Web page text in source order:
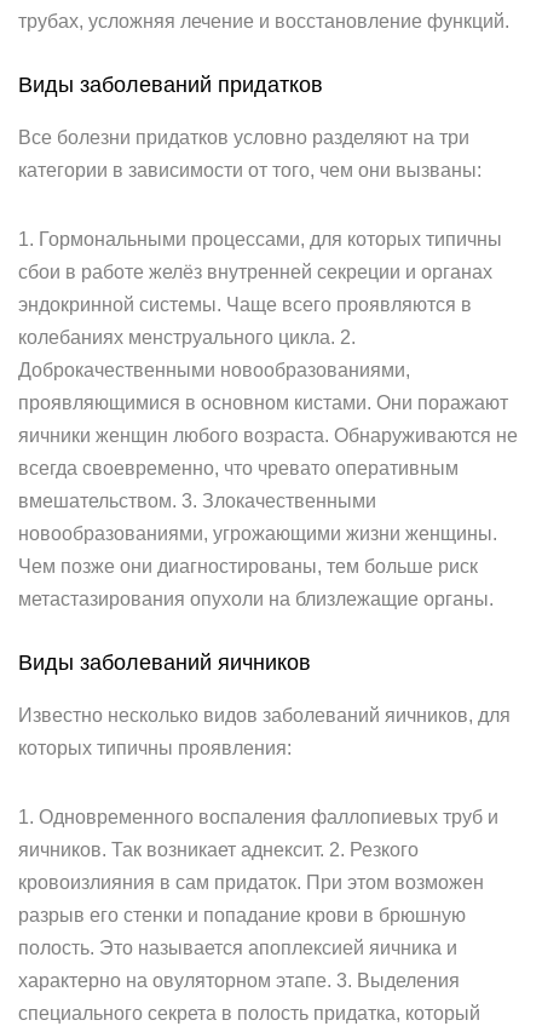
трубах, усложняя лечение и восстановление функций.
Виды заболеваний придатков
Все болезни придатков условно разделяют на три
категории в зависимости от того, чем они вызваны:
1. Гормональными процессами, для которых типичны
сбои в работе желёз внутренней секреции и органах
эндокринной системы. Чаще всего проявляются в
колебаниях менструального цикла. 2.
Доброкачественными новообразованиями,
проявляющимися в основном кистами. Они поражают
яичники женщин любого возраста. Обнаруживаются не
всегда своевременно, что чревато оперативным
вмешательством. 3. Злокачественными
новообразованиями, угрожающими жизни женщины.
Чем позже они диагностированы, тем больше риск
метастазирования опухоли на близлежащие органы.
Виды заболеваний яичников
Известно несколько видов заболеваний яичников, для
которых типичны проявления:
1. Одновременного воспаления фаллопиевых труб и
яичников. Так возникает аднексит. 2. Резкого
кровоизлияния в сам придаток. При этом возможен
разрыв его стенки и попадание крови в брюшную
полость. Это называется апоплексией яичника и
характерно на овуляторном этапе. 3. Выделения
специального секрета в полость придатка, который